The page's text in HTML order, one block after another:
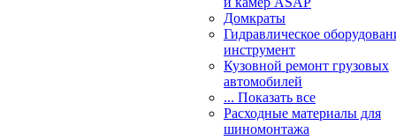
Домкраты
Гидравлическое
инструмент
Кузовной ремонт грузовых
автомобилей
... Показать все
Расходные материалы для
шиномонтажа